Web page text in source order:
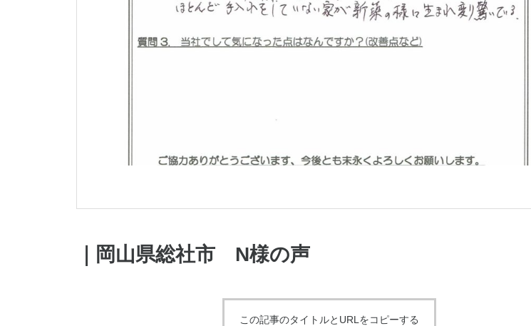
｜岡山県総社市 N様の声
この記事のタイトルとURLをコピーする